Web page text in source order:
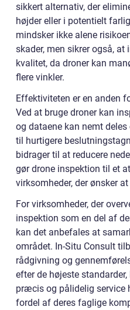
sikkert alternativ, der
højder eller i potentielt
mindsker ikke alene
skader, men sikrer også,
kvalitet, da droner kan
flere vinkler.
Effektiviteten er en anden
Ved at bruge droner kan
og dataene kan nemt
til hurtigere
bidrager til at reducere
gør drone inspektion til et
virksomheder, der ønsker
For virksomheder, der
inspektion som en del af
kan det anbefales at
området. In-Situ Consult
rådgivning og
efter de højeste
præcis og pålidelig service
fordel af deres faglige